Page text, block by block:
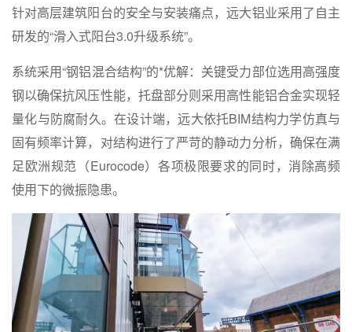
针对高层建筑阳台的安全与安装痛点，远大铝业采用了自主
研发的“滑入式阳台3.0升级系统”。
系统采用“钢铝混合结构”的*优解：关键受力部位选用高强度
钢以确保抗风压性能，托盘部分则采用高性能铝合金实现轻
量化与防腐耐久。在设计端，远大依托BIM结构力学仿真与
固有频率计算，对结构进行了严苛的静动力分析，确保在满
足欧洲规范（Eurocode）各项极限要求的同时，消除高频
使用下的微振隐患。